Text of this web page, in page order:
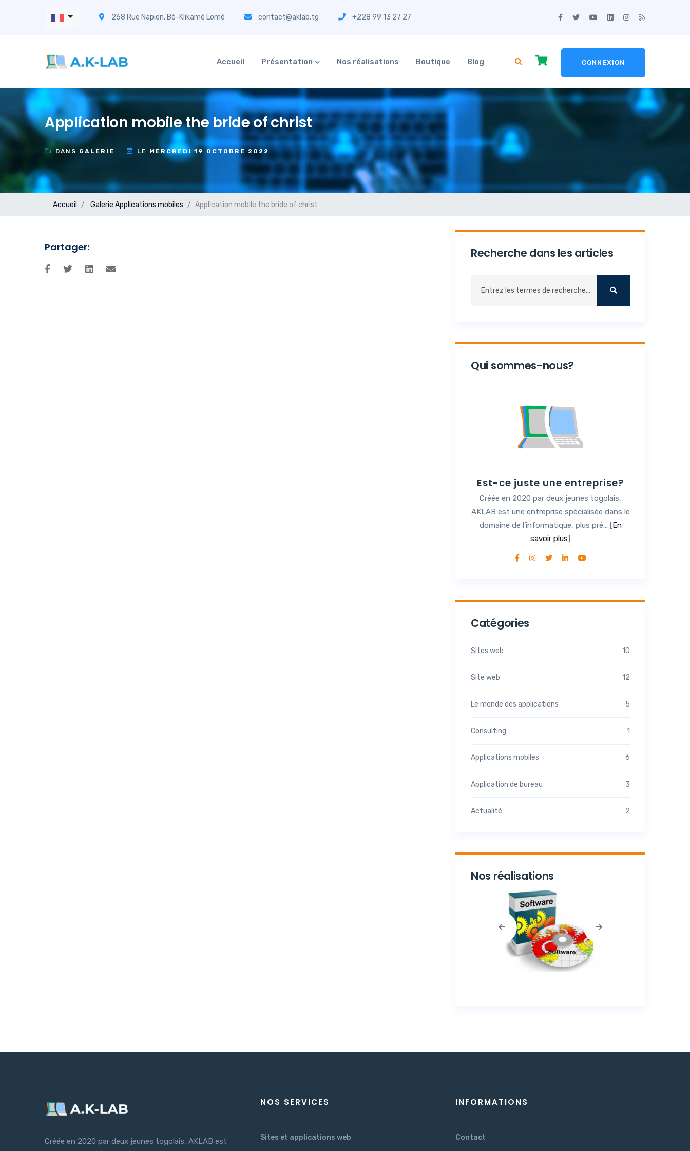
268 Rue Napien, Bè-Klikamé Lomé contact@aklab.tg +228 99 13 27 27
CONNEXION
Accueil Présentation Nos réalisations Boutique Blog
Application mobile the bride of christ
DANS GALERIE LE MERCREDI 19 OCTOBRE 2022
Accueil Galerie Applications mobiles Application mobile the bride of christ
Partager: Recherche dans les articles
Qui sommes-nous?
Est-ce juste une entreprise?
Créée en 2020 par deux jeunes togolais,
AKLAB est une entreprise spécialisée dans le
domaine de l’informatique, plus pré... [En
savoir plus]
Catégories
Sites web 10
Site web 12
Le monde des applications 5
Consulting 1
Applications mobiles 6
Application de bureau 3
Actualité 2
Nos réalisations
Créée en 2020 par deux jeunes togolais, AKLAB est
NOS SERVICES
Sites et applications web
INFORMATIONS
Contact